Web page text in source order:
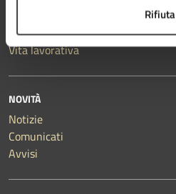
Rifiuta
Salute, benessere e assistenza
Tributi, finanze e contravvenzioni
Vita lavorativa
NOVITÀ
Notizie
Comunicati
Avvisi